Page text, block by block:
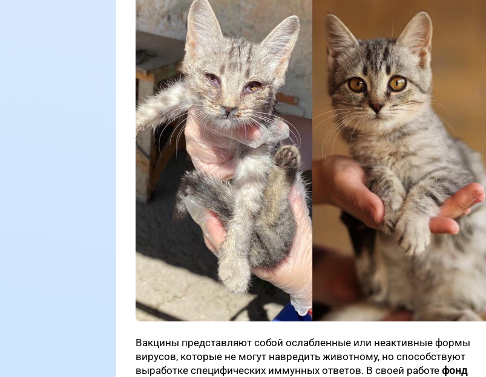
Вакцины представляют собой ослабленные или неактивные формы
вирусов, которые не могут навредить животному, но способствуют
выработке специфических иммунных ответов. В своей работе фонд